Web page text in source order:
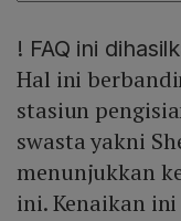
! FAQ ini
Hal ini
stasiun
swasta yakni
menunjukkan
ini. Kenaikan